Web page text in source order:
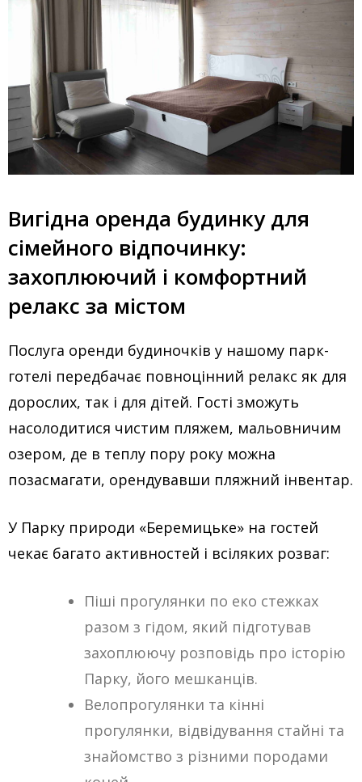
Вигідна оренда будинку для
сімейного відпочинку:
захоплюючий і комфортний
релакс за містом
Послуга оренди будиночків у нашому парк-
готелі передбачає повноцінний релакс як для
дорослих, так і для дітей. Гості зможуть
насолодитися чистим пляжем, мальовничим
озером, де в теплу пору року можна
позасмагати, орендувавши пляжний інвентар.
У Парку природи «Беремицьке» на гостей
чекає багато активностей і всіляких розваг:
Піші прогулянки по еко стежках
разом з гідом, який підготував
захоплюючу розповідь про історію
Парку, його мешканців.
Велопрогулянки та кінні
прогулянки, відвідування стайні та
знайомство з різними породами